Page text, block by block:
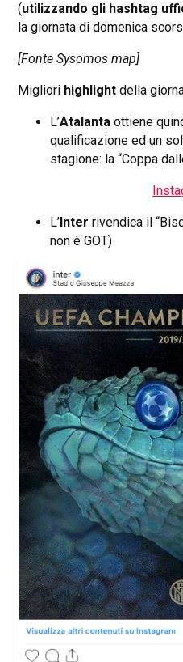
(utilizzando gli hashtag
la giornata di domenica
[Fonte Sysomos map]
Migliori highlight della
L’Atalanta ottiene
qualificazione ed un
stagione: la “Coppa
L’ Inter rivendica il
non è GOT)